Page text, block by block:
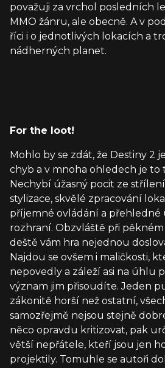
považuji za vrchol posledních
MMO žánru, ale obecně. A v
říci i o jednotlivých lokacích a
nádherných planet.
For the loot!
Mohlo by se zdát, že Destiny 2
chyb a v mnoha ohledech je to
Nechybí úžasný pocit ze
stylizace, skvělé zpracování
příjemné ovládání a přehledné
rozhraní. Obzvláště při
deště vám hra nejednou
Najdou se ovšem i maličkosti,
nepovedly a záleží asi na úhlu
význam jim přisoudíte. Jeden
zákonitě horší než ostatní,
samozřejmě nejsou stejně
něco opravdu kritizovat, pak
větší nepřátele, kteří jsou jen
projektily. Tomuhle se autoři